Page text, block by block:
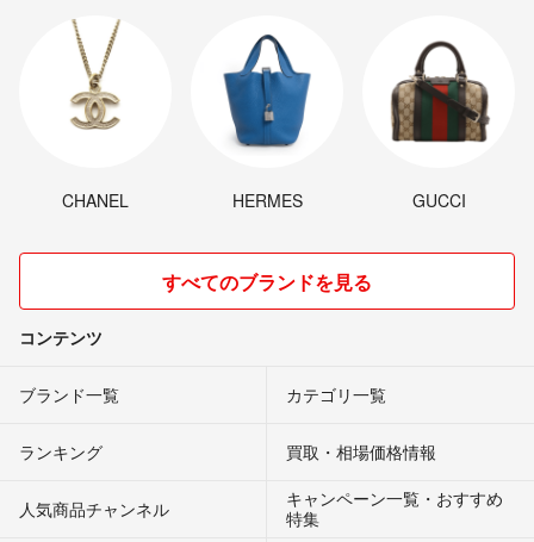
CHANEL HERMES GUCCI
すべてのブランドを見る
コンテンツ
ブランド一覧 カテゴリ一覧
ランキング 買取・相場価格情報
人気商品チャンネル
キャンペーン一覧・おすすめ
特集